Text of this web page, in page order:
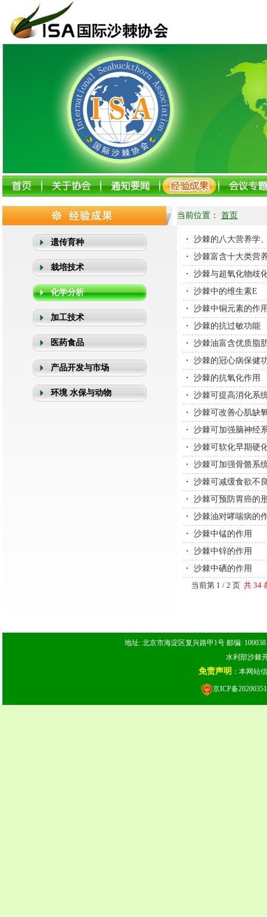
当前位置： 首页
遗传育种
栽培技术
化学分析
加工技术
医药食品
产品开发与市场
环境 水保与动物
・ 沙棘的八大营养学
・ 沙棘富含十大类营
・ 沙棘与超氧化物歧
・ 沙棘中的维生素E
・ 沙棘中铜元素的作
・ 沙棘的抗过敏功能
・ 沙棘油富含优质脂
・ 沙棘的冠心病保健
・ 沙棘的抗氧化作用
・ 沙棘可提高消化系
・ 沙棘可改善心肌缺
・ 沙棘可加强脑神经
・ 沙棘可软化早期硬
・ 沙棘可加强骨骼系
・ 沙棘可减缓食欲不
・ 沙棘可预防胃癌的
・ 沙棘油对哮喘病的
・ 沙棘中锰的作用
・ 沙棘中锌的作用
・ 沙棘中硒的作用
当前第 1 / 2 页 共 34
地址: 北京市海淀区复兴路甲1号 邮编:
水利部沙棘
免责声明 ：本网站
京ICP备